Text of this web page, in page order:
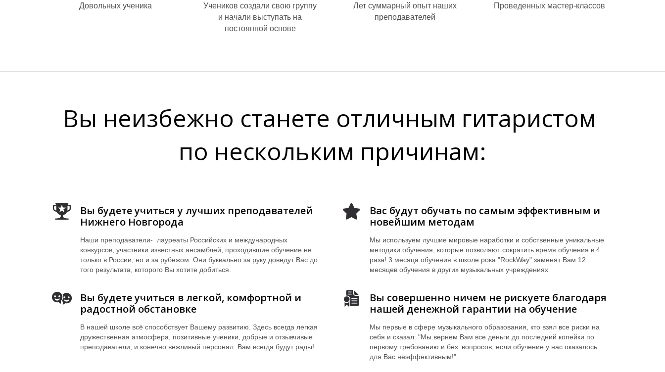
Довольных ученика
Учеников создали свою группу
и начали выступать на
постоянной основе
Лет суммарный опыт наших
преподавателей
Проведенных мастер-классов
Вы неизбежно станете отличным гитаристом
по нескольким причинам:
Вы будете учиться у лучших преподавателей
Нижнего Новгорода
Наши преподаватели- лауреаты Российских и международных
конкурсов, участники известных ансамблей, проходившие обучение не
только в России, но и за рубежом. Они буквально за руку доведут Вас до
того результата, которого Вы хотите добиться.
Вас будут обучать по самым эффективным и
новейшим методам
Мы используем лучшие мировые наработки и собственные уникальные
методики обучения, которые позволяют сократить время обучения в 4
раза! 3 месяца обучения в школе рока "RockWay" заменят Вам 12
месяцев обучения в других музыкальных учреждениях
Вы будете учиться в легкой, комфортной и
радостной обстановке
В нашей школе всё способствует Вашему развитию. Здесь всегда легкая
дружественная атмосфера, позитивные ученики, добрые и отзывчивые
преподаватели, и конечно вежливый персонал. Вам всегда будут рады!
Вы совершенно ничем не рискуете благодаря
нашей денежной гарантии на обучение
Мы первые в сфере музыкального образования, кто взял все риски на
себя и сказал: "Мы вернем Вам все деньги до последний копейки по
первому требованию и без вопросов, если обучение у нас оказалось
для Вас неэффективным!".